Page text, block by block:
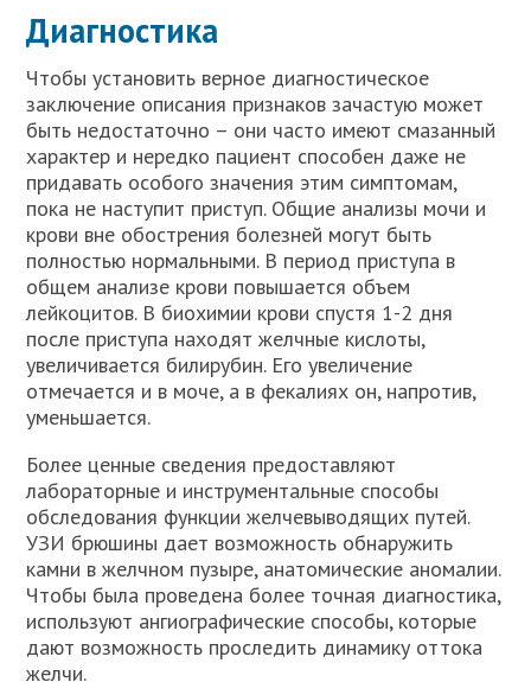
Диагностика
Чтобы установить верное диагностическое
заключение описания признаков зачастую может
быть недостаточно – они часто имеют смазанный
характер и нередко пациент способен даже не
придавать особого значения этим симптомам,
пока не наступит приступ. Общие анализы мочи и
крови вне обострения болезней могут быть
полностью нормальными. В период приступа в
общем анализе крови повышается объем
лейкоцитов. В биохимии крови спустя 1-2 дня
после приступа находят желчные кислоты,
увеличивается билирубин. Его увеличение
отмечается и в моче, а в фекалиях он, напротив,
уменьшается.
Более ценные сведения предоставляют
лабораторные и инструментальные способы
обследования функции желчевыводящих путей.
УЗИ брюшины дает возможность обнаружить
камни в желчном пузыре, анатомические аномалии.
Чтобы была проведена более точная диагностика,
используют ангиографические способы, которые
дают возможность проследить динамику оттока
желчи.